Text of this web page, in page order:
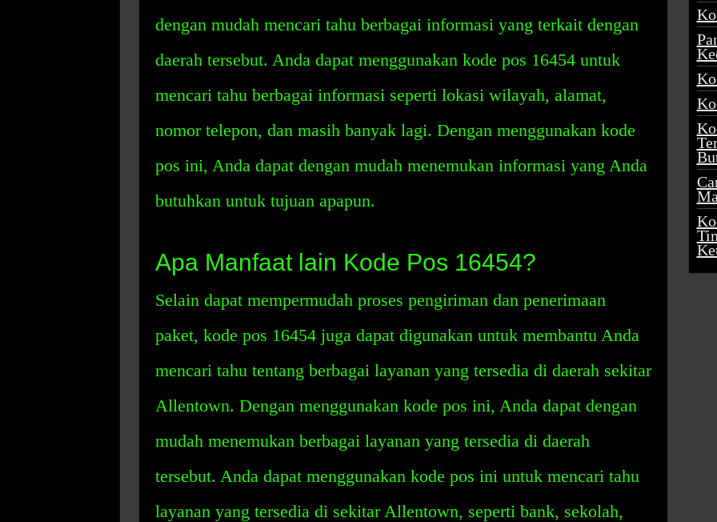
dengan mudah mencari tahu berbagai informasi yang terkait dengan
daerah tersebut. Anda dapat menggunakan kode pos 16454 untuk
mencari tahu berbagai informasi seperti lokasi wilayah, alamat,
nomor telepon, dan masih banyak lagi. Dengan menggunakan kode
pos ini, Anda dapat dengan mudah menemukan informasi yang Anda
butuhkan untuk tujuan apapun.
Apa Manfaat lain Kode Pos 16454?
Selain dapat mempermudah proses pengiriman dan penerimaan
paket, kode pos 16454 juga dapat digunakan untuk membantu Anda
mencari tahu tentang berbagai layanan yang tersedia di daerah sekitar
Allentown. Dengan menggunakan kode pos ini, Anda dapat dengan
mudah menemukan berbagai layanan yang tersedia di daerah
tersebut. Anda dapat menggunakan kode pos ini untuk mencari tahu
layanan yang tersedia di sekitar Allentown, seperti bank, sekolah,